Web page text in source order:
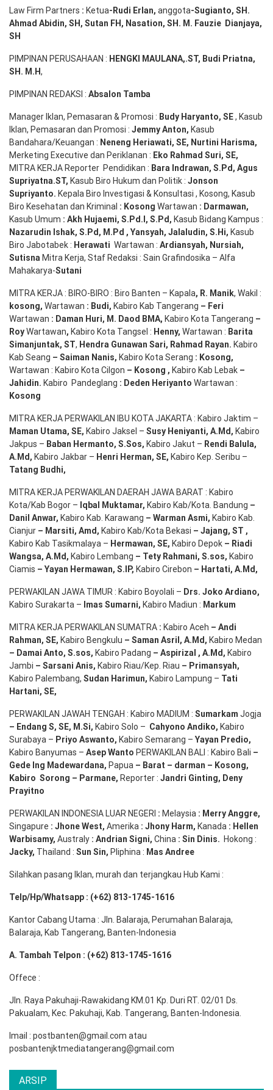
Law Firm Partners : Ketua-Rudi Erlan, anggota-Sugianto, SH.
Ahmad Abidin, SH, Sutan FH, Nasation, SH. M. Fauzie Dianjaya,
SH
PIMPINAN PERUSAHAAN : HENGKI MAULANA,.ST, Budi Priatna,
SH . M.H,
PIMPINAN REDAKSI : Absalon Tamba
Manager Iklan, Pemasaran & Promosi : Budy Haryanto, SE, Kasub
Iklan, Pemasaran dan Promosi : Jemmy Anton, Kasub
Bandahara/Keuangan : Neneng Heriawati, SE, Nurtini Harisma,
Merketing Executive dan Periklanan : Eko Rahmad Suri, SE,
MITRA KERJA Reporter Pendidikan : Bara Indrawan, S.Pd, Agus
Supriyatna.ST, Kasub Biro Hukum dan Politik : Jonson
Supriyanto. Kepala Biro Investigasi & Konsultasi , Kosong, Kasub
Biro Kesehatan dan Kriminal : Kosong Wartawan : Darmawan,
Kasub Umum : Akh Hujaemi, S.Pd.I, S.Pd, Kasub Bidang Kampus :
Nazarudin Ishak, S.Pd, M.Pd , Yansyah, Jalaludin, S.Hi, Kasub
Biro Jabotabek : Herawati Wartawan : Ardiansyah, Nursiah,
Sutisna Mitra Kerja, Staf Redaksi : Sain Grafindosika – Alfa
Mahakarya-Sutani
MITRA KERJA : BIRO-BIRO : Biro Banten – Kapala, R. Manik, Wakil :
kosong, Wartawan : Budi, Kabiro Kab Tangerang – Feri
Wartawan : Daman Huri, M. Daod BMA, Kabiro Kota Tangerang –
RoyWartawan, Kabiro Kota Tangsel : Henny, Wartawan : Barita
Simanjuntak, ST, Hendra Gunawan Sari, Rahmad Rayan. Kabiro
Kab Seang – Saiman Nanis, Kabiro Kota Serang : Kosong,
Wartawan : Kabiro Kota Cilgon – Kosong , Kabiro Kab Lebak –
Jahidin. Kabiro Pandeglang : Deden Heriyanto Wartawan :
Kosong
MITRA KERJA PERWAKILAN IBU KOTA JAKARTA : Kabiro Jaktim –
Maman Utama, SE, Kabiro Jaksel – Susy Heniyanti, A.Md, Kabiro
Jakpus – Baban Hermanto, S.Sos, Kabiro Jakut – Rendi Balula,
A.Md, Kabiro Jakbar – Henri Herman, SE, Kabiro Kep. Seribu –
Tatang Budhi,
MITRA KERJA PERWAKILAN DAERAH JAWA BARAT : Kabiro
Kota/Kab Bogor – Iqbal Muktamar, Kabiro Kab/Kota. Bandung –
Danil Anwar, Kabiro Kab. Karawang – Warman Asmi, Kabiro Kab.
Cianjur – Marsiti, Amd, Kabiro Kab/Kota Bekasi – Jajang, ST ,
Kabiro Kab Tasikmalaya – Hermawan, SE, Kabiro Depok – Riadi
Wangsa, A.Md, Kabiro Lembang – Tety Rahmani, S.sos, Kabiro
Ciamis – Yayan Hermawan, S.IP, Kabiro Cirebon – Hartati, A.Md,
PERWAKILAN JAWA TIMUR : Kabiro Boyolali – Drs. Joko Ardiano,
Kabiro Surakarta – Imas Sumarni, Kabiro Madiun : Markum
MITRA KERJA PERWAKILAN SUMATRA : Kabiro Aceh – Andi
Rahman, SE, Kabiro Bengkulu – Saman Asril , A.Md, Kabiro Medan
– Damai Anto, S.sos, Kabiro Padang – Aspirizal , A.Md, Kabiro
Jambi – Sarsani Anis, Kabiro Riau/Kep. Riau – Primansyah,
Kabiro Palembang, Sudan Harimun, Kabiro Lampung – Tati
Hartani, SE,
PERWAKILAN JAWAH TENGAH : Kabiro MADIUM : Sumarkam Jogja
– Endang S, SE, M.Si, Kabiro Solo – Cahyono Andiko, Kabiro
Surabaya – Priyo Aswanto, Kabiro Semarang – Yayan Predio,
Kabiro Banyumas – AsepWanto PERWAKILAN BALI : Kabiro Bali –
Gede Ing Madewardana, Papua – Barat – darman – Kosong,
Kabiro Sorong – Parmane, Reporter : Jandri Ginting, Deny
Prayitno
PERWAKILAN INDONESIA LUAR NEGERI : Melaysia : MerryAnggre,
Singapure : JhoneWest, Amerika : Jhony Harm, Kanada : Hellen
Warbisamy, Australy : Andrian Signi, China : Sin Dinis. Hokong :
Jacky, Thailand : Sun Sin, Pliphina : Mas Andree
Silahkan pasang Iklan, murah dan terjangkau Hub Kami :
Telp/Hp/Whatsapp : (+62) 813-1745-1616
Kantor Cabang Utama : Jln. Balaraja, Perumahan Balaraja,
Balaraja, Kab Tangerang, Banten-Indonesia
A. Tambah Telpon : (+62) 813-1745-1616
Offece :
Jln. Raya Pakuhaji-Rawakidang KM.01 Kp. Duri RT. 02/01 Ds.
Pakualam, Kec. Pakuhaji, Kab. Tangerang, Banten-Indonesia.
Imail : postbanten@gmail.com atau
posbantenjktmediatangerang@gmail.com
ARSIP